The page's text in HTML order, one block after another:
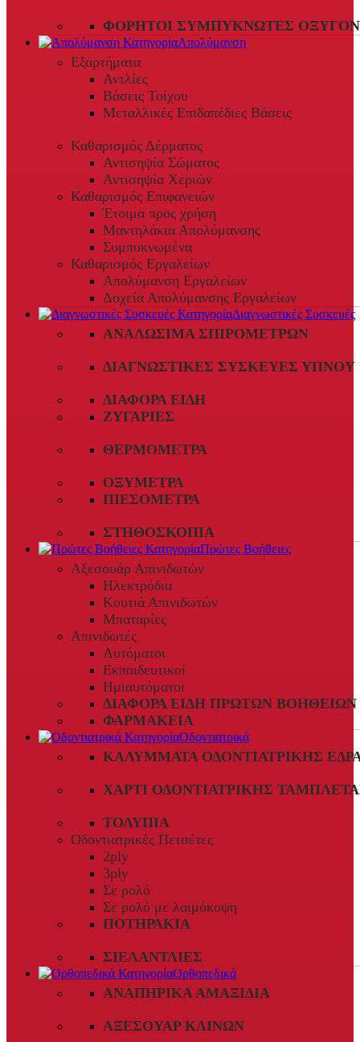
ΦΟΡΗΤΟΊ ΣΥΜΠΥΚΝΩΤΈΣ
Απολύμανση
Εξαρτήματα
Αντλίες
Βάσεις Τοίχου
Μεταλλικές Επιδαπέδιες Βάσεις
Καθαρισμός Δέρματος
Αντισηψία Σώματος
Αντισηψία Χεριών
Καθαρισμός Επιφανειών
Έτοιμα προς χρήση
Μαντηλάκια Απολύμανσης
Συμπυκνωμένα
Καθαρισμός Εργαλείων
Απολύμανση Εργαλείων
Δοχεία Απολύμανσης Εργαλείων
Διαγνωστικές Συσκευές
ΑΝΑΛΏΣΙΜΑ ΣΠΙΡΟΜΈΤΡΩΝ
ΔΙΑΓΝΩΣΤΙΚΈΣ ΣΥΣΚΕΥΈΣ ΎΠΝΟΥ
ΔΙΆΦΟΡΑ ΕΊΔΗ
ΖΥΓΑΡΙΈΣ
ΘΕΡΜΌΜΕΤΡΑ
ΟΞΎΜΕΤΡΑ
ΠΙΕΣΌΜΕΤΡΑ
ΣΤΗΘΟΣΚΌΠΙΑ
Πρώτες Βοήθειες
Αξεσουάρ Απινιδωτών
Ηλεκτρόδια
Κουτιά Απινιδωτών
Μπαταρίες
Απινιδωτές
Αυτόματοι
Εκπαιδευτικοί
Ημιαυτόματοι
ΔΙΆΦΟΡΑ ΕΊΔΗ ΠΡΏΤΩΝ ΒΟΗΘΕΙΏΝ
ΦΑΡΜΑΚΕΊΑ
Οδοντιατρικά
ΚΑΛΎΜΜΑΤΑ ΟΔΟΝΤΙΑΤΡΙΚΉΣ
ΧΑΡΤΊ ΟΔΟΝΤΙΑΤΡΙΚΉΣ
ΤΟΛΎΠΙΑ
Οδοντιατρικές Πετσέτες
2ply
3ply
Σε ρολό
Σε ρολό με λαιμόκοψη
ΠΟΤΗΡΆΚΙΑ
ΣΙΕΛΑΝΤΛΊΕΣ
Ορθοπεδικά
ΑΝΑΠΗΡΙΚΆ ΑΜΑΞΊΔΙΑ
ΑΞΕΣΟΥΆΡ ΚΛΙΝΏΝ